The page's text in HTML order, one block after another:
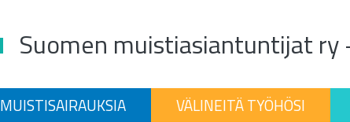
Suomen muistiasiantuntijat ry
MUISTISAIRAUKSIA VÄLINEITÄ TYÖHÖSI